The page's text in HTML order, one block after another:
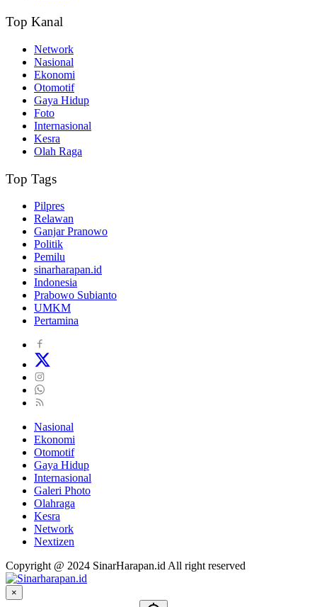
Top Kanal
Network
Nasional
Ekonomi
Otomotif
Gaya Hidup
Foto
Internasional
Kesra
Olah Raga
Top Tags
Pilpres
Relawan
Ganjar Pranowo
Politik
Pemilu
sinarharapan.id
Indonesia
Prabowo Subianto
UMKM
Pertamina
Nasional
Ekonomi
Otomotif
Gaya Hidup
Internasional
Galeri Photo
Olahraga
Kesra
Network
Nextizen
Copyright @ 2024 SinarHarapan.id All right reserved
×